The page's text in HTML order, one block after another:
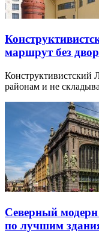
маршрут без
Конструктивистский
районам и не
Северный
по лучшим